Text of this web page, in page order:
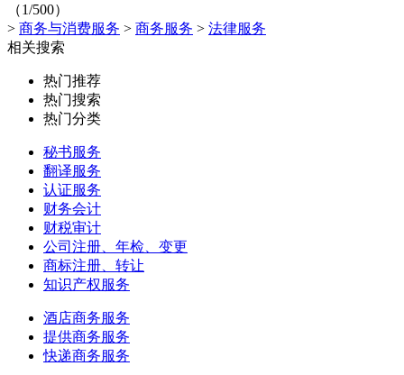
（1/500）
> 商务与消费服务 > 商务服务 > 法律服务
相关搜索
热门推荐
热门搜索
热门分类
秘书服务
翻译服务
认证服务
财务会计
财税审计
公司注册、年检、变更
商标注册、转让
知识产权服务
酒店商务服务
提供商务服务
快递商务服务